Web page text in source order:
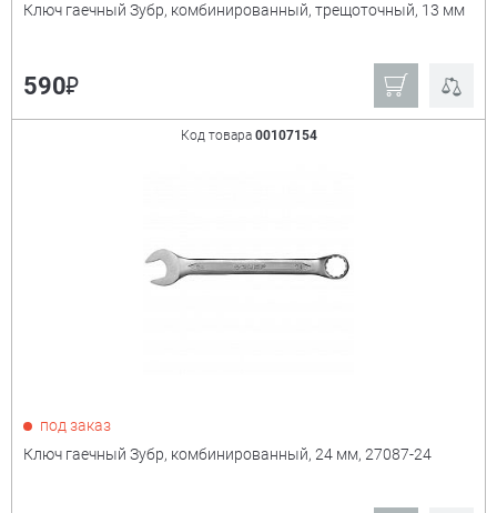
Ключ гаечный Зубр, комбинированный, трещоточный, 13 мм
590₽
Код товара 00107154
под заказ
Ключ гаечный Зубр, комбинированный, 24 мм, 27087-24